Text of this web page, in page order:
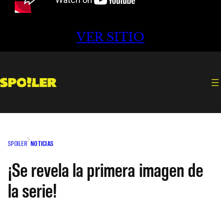
VER SITIO
SPOILER NOTICIAS
¡Se revela la primera imagen de
la serie!